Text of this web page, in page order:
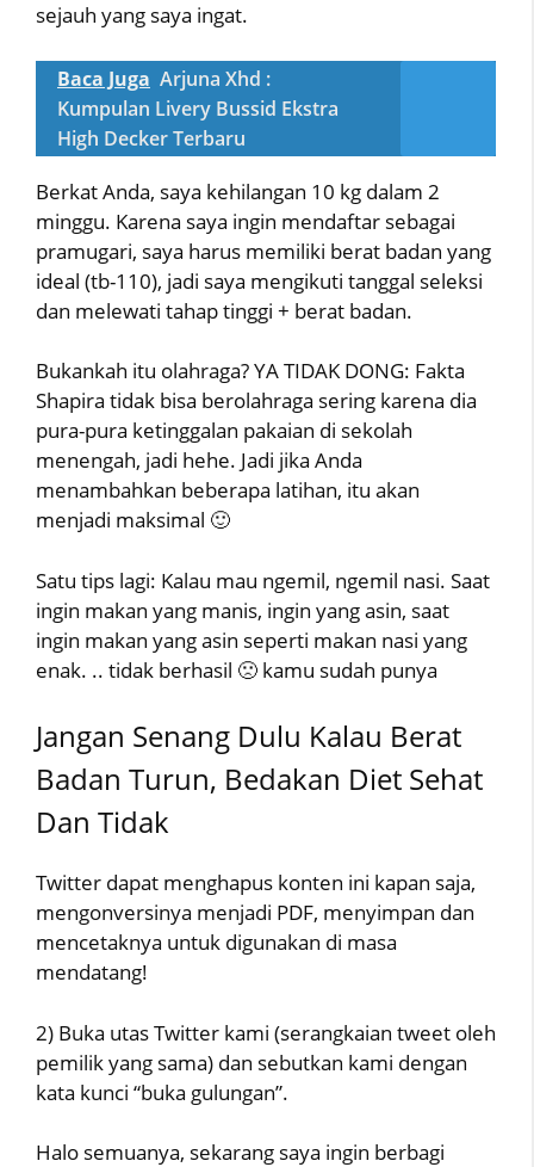
sejauh yang saya ingat.
Baca Juga Arjuna Xhd :
Kumpulan Livery Bussid Ekstra
High Decker Terbaru
Berkat Anda, saya kehilangan 10 kg dalam 2
minggu. Karena saya ingin mendaftar sebagai
pramugari, saya harus memiliki berat badan yang
ideal (tb-110), jadi saya mengikuti tanggal seleksi
dan melewati tahap tinggi + berat badan.
Bukankah itu olahraga? YA TIDAK DONG: Fakta
Shapira tidak bisa berolahraga sering karena dia
pura-pura ketinggalan pakaian di sekolah
menengah, jadi hehe. Jadi jika Anda
menambahkan beberapa latihan, itu akan
menjadi maksimal 🙂
Satu tips lagi: Kalau mau ngemil, ngemil nasi. Saat
ingin makan yang manis, ingin yang asin, saat
ingin makan yang asin seperti makan nasi yang
enak. .. tidak berhasil 🙁 kamu sudah punya
Jangan Senang Dulu Kalau Berat
Badan Turun, Bedakan Diet Sehat
Dan Tidak
Twitter dapat menghapus konten ini kapan saja,
mengonversinya menjadi PDF, menyimpan dan
mencetaknya untuk digunakan di masa
mendatang!
2) Buka utas Twitter kami (serangkaian tweet oleh
pemilik yang sama) dan sebutkan kami dengan
kata kunci “buka gulungan”.
Halo semuanya, sekarang saya ingin berbagi